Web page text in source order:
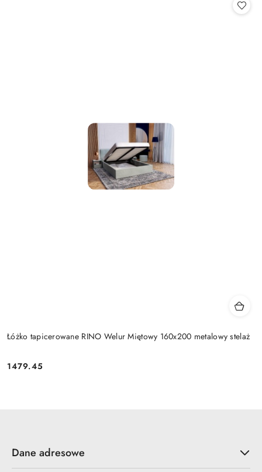
Łóżko tapicerowane RINO Welur Miętowy 160x200 metalowy stelaż
Cena:
1479.45
Dane adresowe